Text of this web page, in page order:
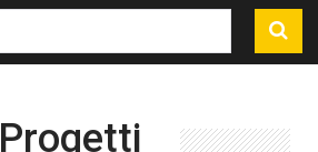
Progetti